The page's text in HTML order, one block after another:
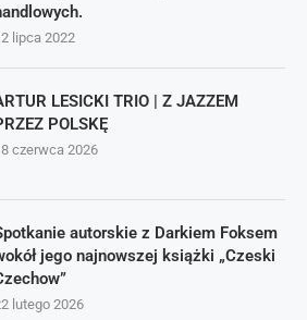
lipca 2022
LESICKI TRIO | Z JAZZEM
POLSKĘ
czerwca 2026
autorskie z Darkiem Foksem
jego najnowszej książki „Czeski
lutego 2026